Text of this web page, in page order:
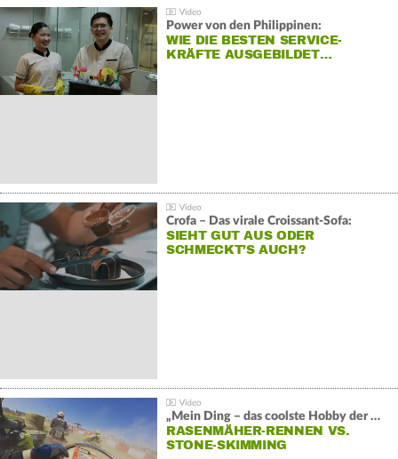
Power von den Philippinen:
WIE DIE BESTEN SERVICE-
KRÄFTE AUSGEBILDET…
Crofa – Das virale Croissant-Sofa:
SIEHT GUT AUS ODER
SCHMECKT’S AUCH?
„Mein Ding – das coolste Hobby der Welt“:
RASENMÄHER-RENNEN VS.
STONE-SKIMMING